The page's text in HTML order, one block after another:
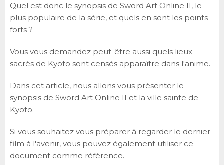
Quel est donc le synopsis de Sword Art Online II, le
plus populaire de la série, et quels en sont les points
forts ?
Vous vous demandez peut-être aussi quels lieux
sacrés de Kyoto sont censés apparaître dans l'anime.
Dans cet article, nous allons vous présenter le
synopsis de Sword Art Online II et la ville sainte de
Kyoto.
Si vous souhaitez vous préparer à regarder le dernier
film à l'avenir, vous pouvez également utiliser ce
document comme référence.